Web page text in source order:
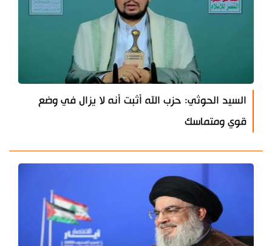
السيد الحوثي: حزب الله أثبت أنه لا يزال في وضع
قوي ومتماسك